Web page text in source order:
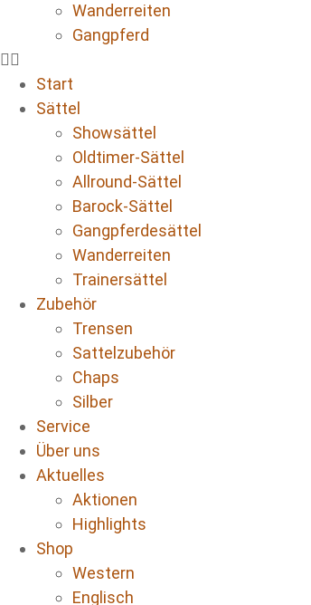
Wanderreiten
Gangpferd
Start
Sättel
Showsättel
Oldtimer-Sättel
Allround-Sättel
Barock-Sättel
Gangpferdesättel
Wanderreiten
Trainersättel
Zubehör
Trensen
Sattelzubehör
Chaps
Silber
Service
Über uns
Aktuelles
Aktionen
Highlights
Shop
Western
Englisch